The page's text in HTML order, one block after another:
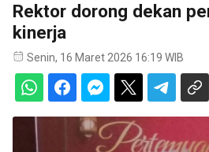
Rektor dorong dekan
kinerja
Senin, 16 Maret 2026 16:19 WIB